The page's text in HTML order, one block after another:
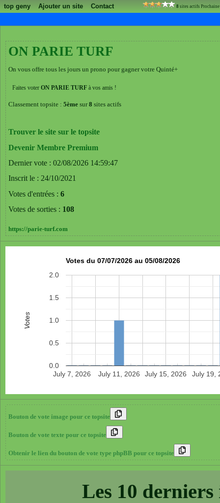
top geny Ajouter un site Contact 8 sites actifs
ON PARIE TURF
On vous offre tous les jours un prono pour gagner votre Quinté+
Faites voter ON PARIE TURF à vos amis !
Classement topsite : 5ème sur8 sites actifs
Trouver le site sur le topsite
Devenir Membre Premium
Dernier vote : 02/08/2026 14:59:47
Inscrit le : 24/10/2021
Votes d'entrées : 6
Votes de sorties : 108
https://parie-turf.com
Votes du 07/07/2026 au 05/08/2026
July 7, 2026 July 11, 2026 July 15, 2026 July 19,
0.0
0.5
1.0
1.5
2.0
Votes
Bouton de vote image pour ce topsite
Bouton de vote texte pour ce topsite
Obtenir le lien du bouton de vote type phpBB pour ce topsite
Les 10